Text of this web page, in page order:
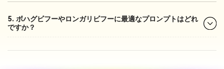
5. ボハグビフーやロンガリビフーに最適なプロンプトはどれ
ですか？